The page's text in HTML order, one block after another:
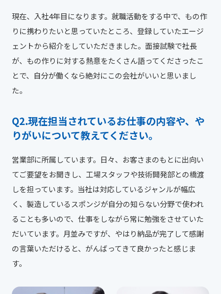
現在、入社4年目になります。就職活動をする中で、もの作
りに携わりたいと思っていたところ、登録していたエージ
ェントから紹介をしていただきました。面接試験で社長
が、もの作りに対する熱意をたくさん語ってくださったこ
とで、自分が働くなら絶対にこの会社がいいと思いまし
た。
現在担当されているお仕事の内容や、や
りがいについて教えてください。
営業部に所属しています。日々、お客さまのもとに出向い
てご要望をお聞きし、工場スタッフや技術開発部との橋渡
しを担っています。当社は対応しているジャンルが幅広
く、製造しているスポンジが自分の知らない分野で使われ
ることも多いので、仕事をしながら常に勉強をさせていた
だいています。月並みですが、やはり納品が完了して感謝
の言葉いただけると、がんばってきて良かったと感じま
す。